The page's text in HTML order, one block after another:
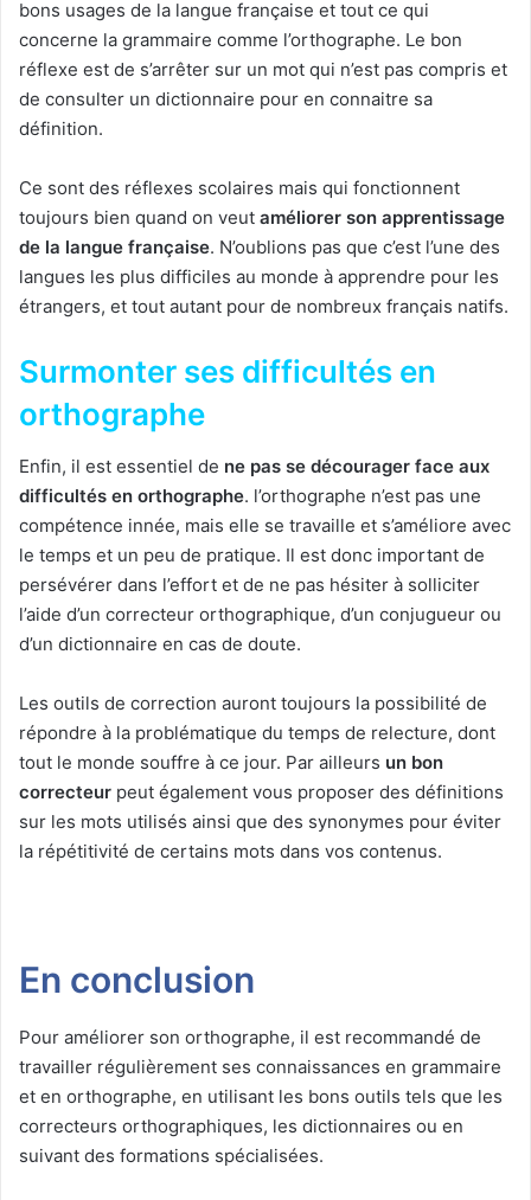
bons usages de la langue française et tout ce qui
concerne la grammaire comme l’orthographe. Le bon
réflexe est de s’arrêter sur un mot qui n’est pas compris et
de consulter un dictionnaire pour en connaitre sa
définition.
Ce sont des réflexes scolaires mais qui fonctionnent
toujours bien quand on veut améliorer son apprentissage
de la langue française. N’oublions pas que c’est l’une des
langues les plus difficiles au monde à apprendre pour les
étrangers, et tout autant pour de nombreux français natifs.
Surmonter ses difficultés en
orthographe
Enfin, il est essentiel de ne pas se décourager face aux
difficultés en orthographe. l’orthographe n’est pas une
compétence innée, mais elle se travaille et s’améliore avec
le temps et un peu de pratique. Il est donc important de
persévérer dans l’effort et de ne pas hésiter à solliciter
l’aide d’un correcteur orthographique, d’un conjugueur ou
d’un dictionnaire en cas de doute.
Les outils de correction auront toujours la possibilité de
répondre à la problématique du temps de relecture, dont
tout le monde souffre à ce jour. Par ailleurs un bon
correcteur peut également vous proposer des définitions
sur les mots utilisés ainsi que des synonymes pour éviter
la répétitivité de certains mots dans vos contenus.
En conclusion
Pour améliorer son orthographe, il est recommandé de
travailler régulièrement ses connaissances en grammaire
et en orthographe, en utilisant les bons outils tels que les
correcteurs orthographiques, les dictionnaires ou en
suivant des formations spécialisées.